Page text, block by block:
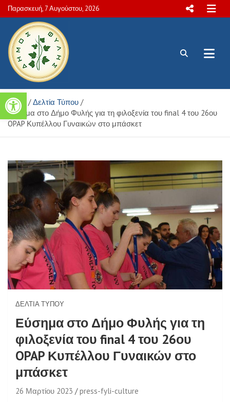
Ανοίξτε τη γραμμή εργαλείων
Skip
to
content
Παρασκευή, 7 Αυγούστου, 2026
Πολιτιστικές και Aθλητικές
δραστηριότητες Δήμου Φυλής
Home
Δελτία Τύπου
Εύσημα στο Δήμο Φυλής για τη φιλοξενία του final 4 του 26ου
OPAP Κυπέλλου Γυναικών στο μπάσκετ
ΔΕΛΤΊΑ ΤΎΠΟΥ
Εύσημα στο Δήμο Φυλής για τη
φιλοξενία του final 4 του 26ου
OPAP Κυπέλλου Γυναικών στο
μπάσκετ
26 Μαρτίου 2023
press-fyli-culture